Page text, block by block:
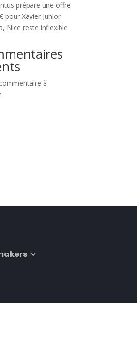
prépare une offre
pour Xavier Junior
Nice reste inflexible
à